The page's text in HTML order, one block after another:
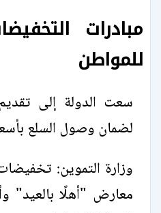
مبادرات
للمواطن
سعت الدولة إلى
لضمان وصول السلع